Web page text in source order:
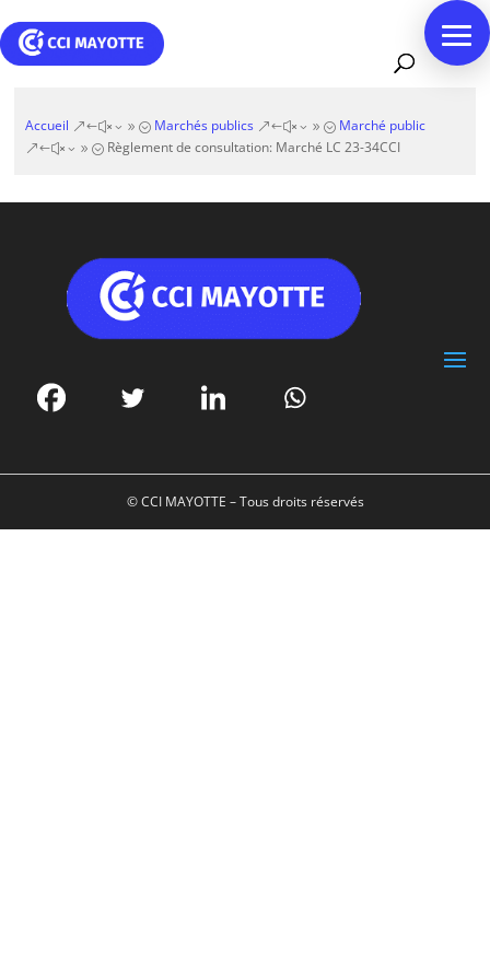
Accueil &#x39; Marchés publics &#x39; Marché public
&#x39; Règlement de consultation: Marché LC 23-34CCI
© CCI MAYOTTE – Tous droits réservés